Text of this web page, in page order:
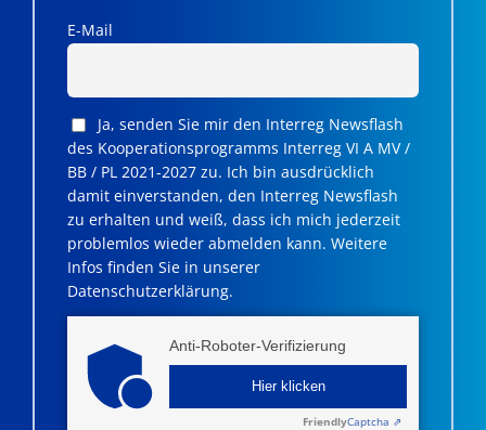
E-Mail
Ja, senden Sie mir den Interreg Newsflash
des Kooperationsprogramms Interreg VI A MV /
BB / PL 2021-2027 zu. Ich bin ausdrücklich
damit einverstanden, den Interreg Newsflash
zu erhalten und weiß, dass ich mich jederzeit
problemlos wieder abmelden kann. Weitere
Infos finden Sie in unserer
Datenschutzerklärung.
Anti-Roboter-Verifizierung
Hier klicken
FriendlyCaptcha ⇗